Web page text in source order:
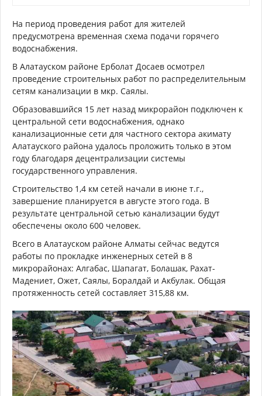
На период проведения работ для жителей
предусмотрена временная схема подачи горячего
водоснабжения.
В Алатауском районе Ерболат Досаев осмотрел
проведение строительных работ по распределительным
сетям канализации в мкр. Саялы.
Образовавшийся 15 лет назад микрорайон подключен к
центральной сети водоснабжения, однако
канализационные сети для частного сектора акимату
Алатауского района удалось проложить только в этом
году благодаря децентрализации системы
государственного управления.
Строительство 1,4 км сетей начали в июне т.г.,
завершение планируется в августе этого года. В
результате центральной сетью канализации будут
обеспечены около 600 человек.
Всего в Алатауском районе Алматы сейчас ведутся
работы по прокладке инженерных сетей в 8
микрорайонах: Алгабас, Шапагат, Болашак, Рахат-
Мадениет, Ожет, Саялы, Боралдай и Акбулак. Общая
протяженность сетей составляет 315,88 км.